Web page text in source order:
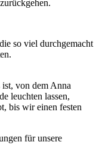
so viel durchgemacht
von dem Anna
leuchten lassen,
bis wir einen festen
für unsere